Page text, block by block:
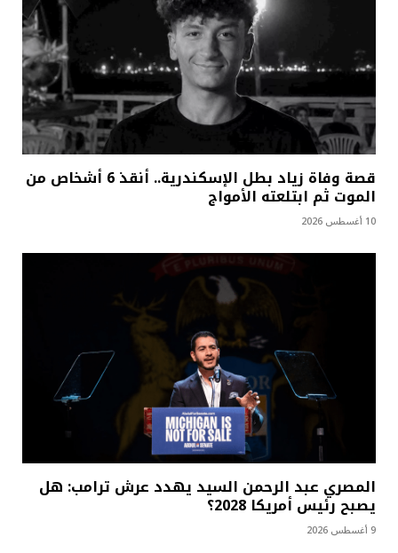
قصة وفاة زياد بطل الإسكندرية.. أنقذ 6 أشخاص من
الموت ثم ابتلعته الأمواج
10 أغسطس 2026
المصري عبد الرحمن السيد يهدد عرش ترامب: هل
يصبح رئيس أمريكا 2028؟
9 أغسطس 2026